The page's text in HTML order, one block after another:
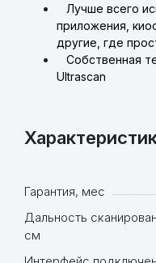
Лучше всего
приложения,
другие, где
Собственная
Ultrascan
Гарантия, мес
Дальность
см